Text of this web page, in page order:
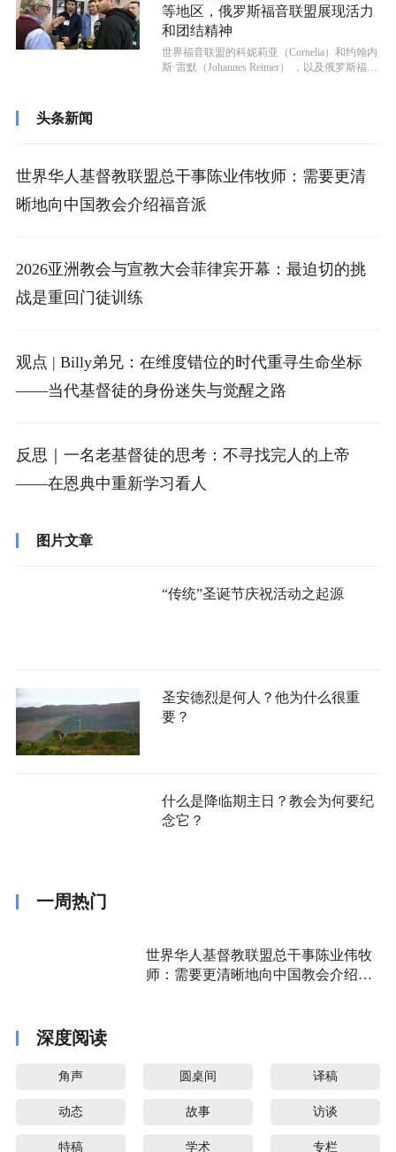
等地区，俄罗斯福音联盟展现活力
和团结精神
世界福音联盟的科妮莉亚（Cornelia）和约翰内
斯·雷默（Johannes Reimer） ，以及俄罗斯福音
头条新闻
世界华人基督教联盟总干事陈业伟牧师：需要更清
晰地向中国教会介绍福音派
2026亚洲教会与宣教大会菲律宾开幕：最迫切的挑
战是重回门徒训练
观点 | Billy弟兄：在维度错位的时代重寻生命坐标
——当代基督徒的身份迷失与觉醒之路
反思｜一名老基督徒的思考：不寻找完人的上帝
——在恩典中重新学习看人
图片文章
“传统”圣诞节庆祝活动之起源
圣安德烈是何人？他为什么很重
要？
什么是降临期主日？教会为何要纪
念它？
一周热门
世界华人基督教联盟总干事陈业伟牧
师：需要更清晰地向中国教会介绍福
深度阅读
角声 圆桌间 译稿
动态 故事 访谈
特稿 学术 专栏